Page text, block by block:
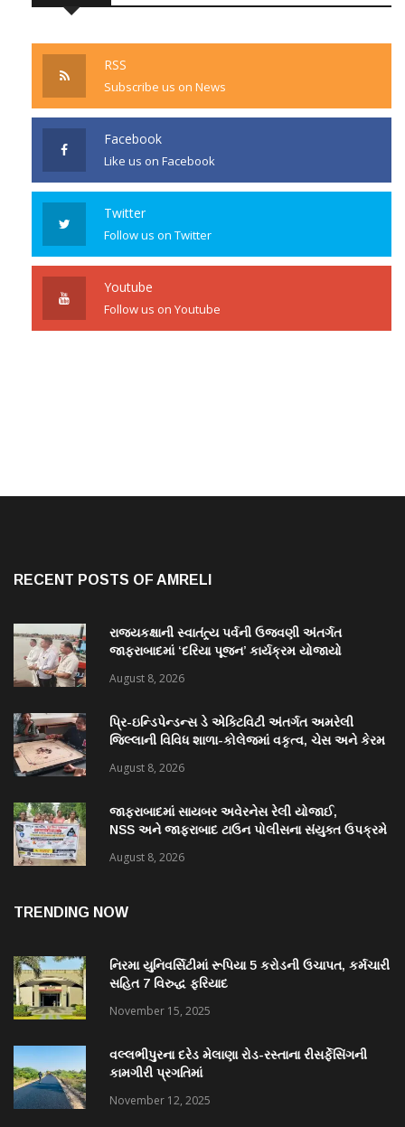
RSS
Subscribe us on News
Facebook
Like us on Facebook
Twitter
Follow us on Twitter
Youtube
Follow us on Youtube
RECENT POSTS OF AMRELI
રાજ્યકક્ષાની સ્વાતંત્ર્ય પર્વની ઉજવણી અંતર્ગત
જાફરાબાદમાં ‘દરિયા પૂજન’ કાર્યક્રમ યોજાયો
August 8, 2026
પ્રિ-ઇન્ડિપેન્ડન્સ ડે એક્ટિવિટી અંતર્ગત અમરેલી
જિલ્લાની વિવિધ શાળા-કોલેજમાં વકૃત્વ, ચેસ અને કેરમ
August 8, 2026
જાફરાબાદમાં સાયબર અવેરનેસ રેલી યોજાઈ,
NSS અને જાફરાબાદ ટાઉન પોલીસના સંયુક્ત ઉપક્રમે
August 8, 2026
TRENDING NOW
નિરમા યુનિવર્સિટીમાં રૂપિયા 5 કરોડની ઉચાપત, કર્મચારી
સહિત 7 વિરુદ્ધ ફરિયાદ
November 15, 2025
વલ્લભીપુરના દરેડ મેલાણા રોડ-રસ્તાના રીસર્ફેસિંગની
કામગીરી પ્રગતિમાં
November 12, 2025